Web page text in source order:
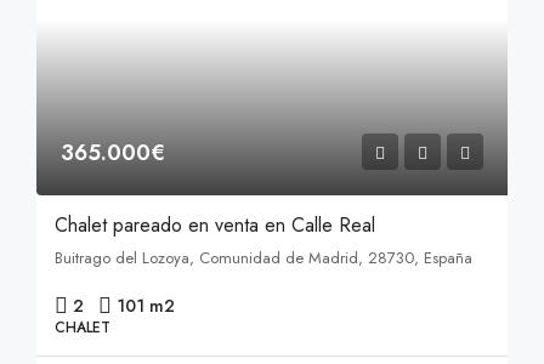
365.000€
Chalet pareado en venta en Calle Real
Buitrago del Lozoya, Comunidad de Madrid, 28730, España
2 101 m2
CHALET